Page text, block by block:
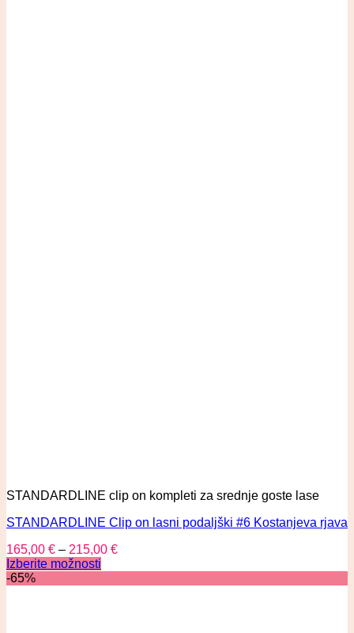
STANDARDLINE clip on kompleti za srednje goste lase
STANDARDLINE Clip on lasni podaljški #6 Kostanjeva rjava
165,00 € – 215,00 €
Izberite možnosti
-65%